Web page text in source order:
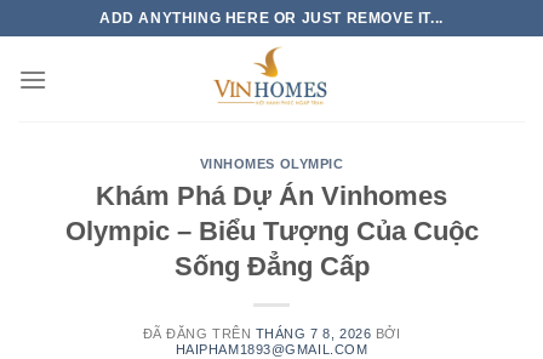
nội
ADD ANYTHING HERE OR JUST REMOVE IT...
VINHOMES OLYMPIC
Khám Phá Dự Án Vinhomes
Olympic – Biểu Tượng Của Cuộc
Sống Đẳng Cấp
ĐÃ ĐĂNG TRÊN THÁNG 7 8, 2026 BỞI
HAIPHAM1893@GMAIL.COM